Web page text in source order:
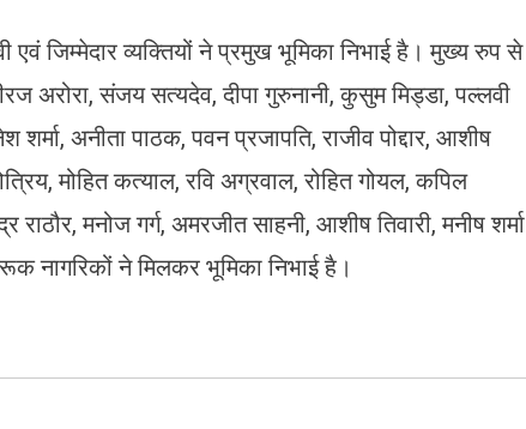
जिम्मेदार व्यक्तियों ने प्रमुख भूमिका निभाई है। मुख्य रुप से
अरोरा, संजय सत्यदेव, दीपा गुरुनानी, कुसुम मिड्डा, पल्लवी
अनीता पाठक, पवन प्रजापति, राजीव पोद्दार, आशीष
मोहित कत्याल, रवि अग्रवाल, रोहित गोयल, कपिल
राठौर, मनोज गर्ग, अमरजीत साहनी, आशीष तिवारी, मनीष शर्मा
नागरिकों ने मिलकर भूमिका निभाई है।